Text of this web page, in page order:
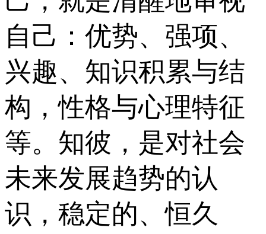
自己：优势、强项、
兴趣、知识积累与结
构，性格与心理特征
等。知彼，是对社会
未来发展趋势的认
识，稳定的、恒久